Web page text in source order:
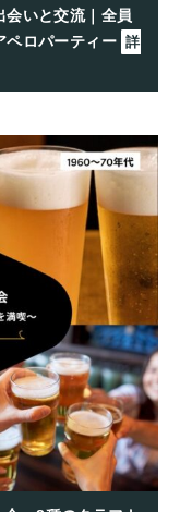
会いと交流｜全員
ペロパーティー 詳